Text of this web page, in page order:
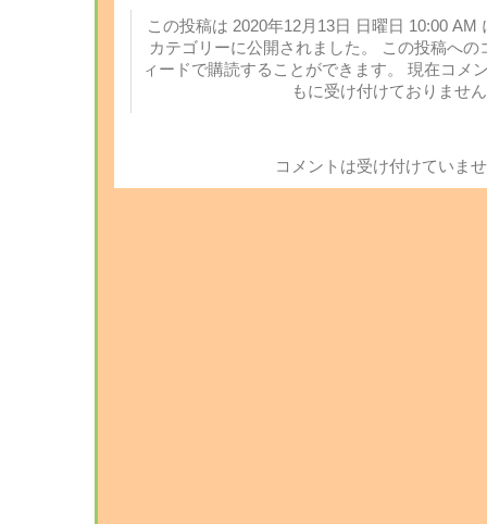
この投稿は 2020年12月13日 日曜日 10:00 AM
カテゴリーに公開されました。 この投稿へ
ィードで購読することができます。 現在コメ
もに受け付けておりませ
コメントは受け付けていま